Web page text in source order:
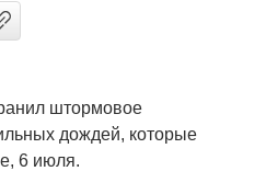
штормовое
дождей, которые
6 июля.